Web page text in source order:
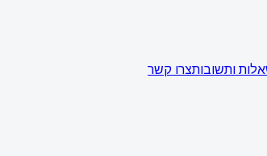
ותשובותצרו קשר